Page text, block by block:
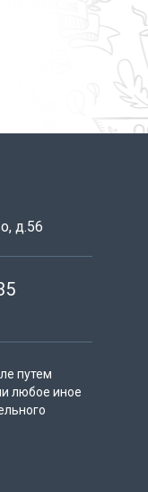
д.56
путем
любое иное